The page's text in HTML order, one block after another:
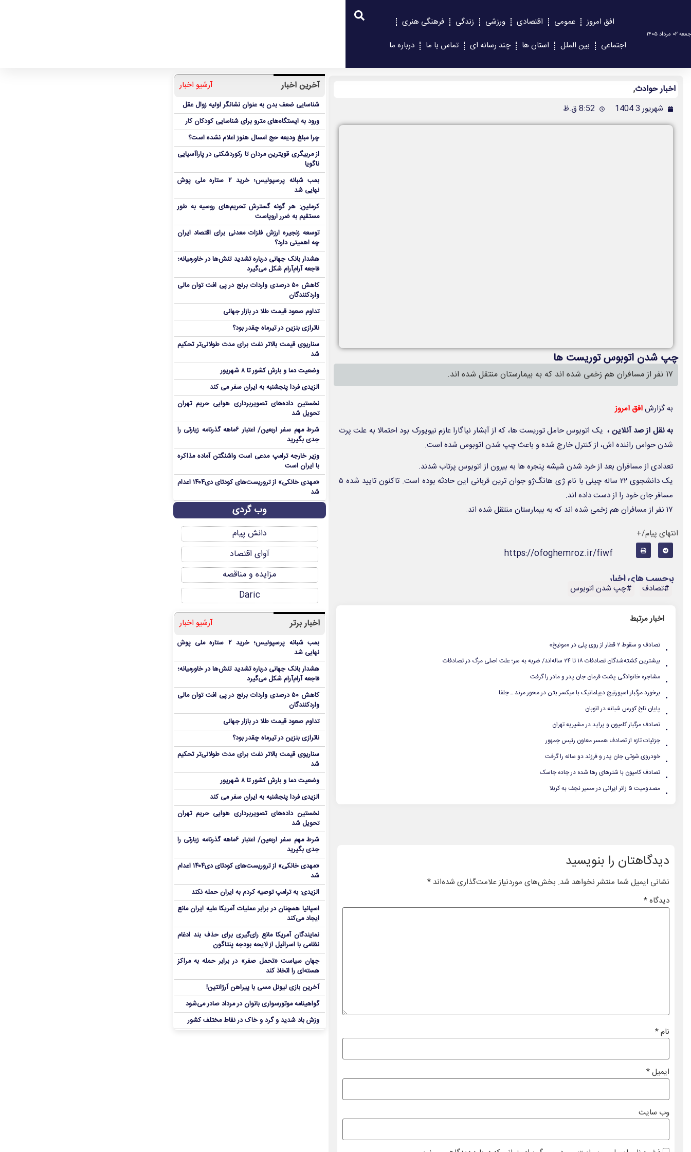
جمعه ۰۲ مرداد ۱۴۰۵
افق امروز عمومی اقتصادی ورزشی زندگی
فرهنگی هنری
اجتماعی
بین الملل استان ها چند رسانه ای تماس با ما درباره ما
اخبار حوادث,
شهریور 3 1404 8:52 ق.ظ
چپ شدن اتوبوس توریست ها
۱۷ نفر از مسافران هم زخمی شده اند که به بیمارستان منتقل شده اند.
به گزارش افق امروز
به نقل از صد آنلاین ، یک اتوبوس حامل توریست ها، که از آبشار نیاگارا عازم نیویورک بود احتمالا به علت پرت
شدن حواس راننده اش، از کنترل خارج شده و باعث چپ شدن اتوبوس شده است.
تعدادی از مسافران بعد از خرد شدن شیشه پنجره ها به بیرون از اتوبوس پرتاب شدند.
یک دانشجوی ۲۲ ساله چینی با نام ژی هانگ‌ژو جوان ترین قربانی این حادثه بوده است. تاکنون تایید شده ۵
مسافر جان خود را از دست داده اند.
۱۷ نفر از مسافران هم زخمی شده اند که به بیمارستان منتقل شده اند.
انتهای پیام/+
https://ofoghemroz.ir/fiwf
برچسب های اخبار
#تصادف #چپ شدن اتوبوس
اخبار مرتبط
. تصادف و سقوط ۲ قطار از روی پلی در «مونیخ»
. بیشترین کشته‌شدگان تصادفات ۱۸ تا ۲۴ ساله‌اند/ ضربه به سر؛ علت اصلی مرگ در تصادفات
. مشاجره خانوادگی پشت فرمان جان پدر و مادر را گرفت
. برخورد مرگبار اسپورتیج دیپلماتیک با میکسر بتن در محور مرند ـ جلفا
. پایان تلخ کورس شبانه در اتوبان
. تصادف مرگبار کامیون و پراید در مشیریه تهران
. جزئیات تازه از تصادف همسر معاون رئیس جمهور
. خودروی شوتی جان پدر و فرزند دو ساله را گرفت
. تصادف کامیون با شترهای رها شده در جاده جاسک
. مصدومیت ۵ زائر ایرانی در مسیر نجف به کربلا
دیدگاهتان را بنویسید
نشانی ایمیل شما منتشر نخواهد شد. بخش‌های موردنیاز علامت‌گذاری شده‌اند*
دیدگاه*
نام*
ایمیل*
وب‌ سایت
آخرین اخبار آرشیو اخبار
شناسایی ضعف بدن به عنوان نشانگر اولیه زوال عقل
ورود به ایستگاه‌های مترو برای شناسایی کودکان کار
چرا مبلغ ودیعه حج امسال هنوز اعلام نشده است؟
از مربیگری قویترین مردان تا رکوردشکنی در پاراآسیایی
ناگویا
بمب شبانه پرسپولیس؛ خرید ۲ ستاره ملی پوش
نهایی شد
کرملین: هر گونه گسترش تحریم‌های روسیه به طور
مستقیم به ضرر اروپاست
توسعه زنجیره ارزش فلزات معدنی برای اقتصاد ایران
چه اهمیتی دارد؟
هشدار بانک جهانی درباره تشدید تنش‌ها در خاورمیانه؛
فاجعه آرام‌آرام شکل می‌گیرد
کاهش ۵۰ درصدی واردات برنج در پی افت توان مالی
واردکنندگان
تداوم صعود قیمت طلا در بازار جهانی
ناترازی بنزین در تیرماه چقدر بود؟
سناریوی قیمت بالاتر نفت برای مدت طولانی‌تر تحکیم
شد
وضعیت دما و بارش کشور تا ۸ شهریور
الزیدی فردا پنجشنبه به ایران سفر می کند
نخستین داده‌های تصویربرداری هوایی حریم تهران
تحویل شد
شرط مهم سفر اربعین/ اعتبار ۶ماهه گذرنامه زیارتی را
جدی بگیرید
وزیر خارجه ترامپ مدعی است واشنگتن آماده مذاکره
با ایران است
«مهدی خانکی» از تروریست‌های کودتای دی۱۴۰۴ اعدام
شد
وب گردی
دانش پیام
آوای اقتصاد
مزایده و مناقصه
Daric
اخبار برتر آرشیو اخبار
بمب شبانه پرسپولیس؛ خرید ۲ ستاره ملی پوش
نهایی شد
هشدار بانک جهانی درباره تشدید تنش‌ها در خاورمیانه؛
فاجعه آرام‌آرام شکل می‌گیرد
کاهش ۵۰ درصدی واردات برنج در پی افت توان مالی
واردکنندگان
تداوم صعود قیمت طلا در بازار جهانی
ناترازی بنزین در تیرماه چقدر بود؟
سناریوی قیمت بالاتر نفت برای مدت طولانی‌تر تحکیم
شد
وضعیت دما و بارش کشور تا ۸ شهریور
الزیدی فردا پنجشنبه به ایران سفر می کند
نخستین داده‌های تصویربرداری هوایی حریم تهران
تحویل شد
شرط مهم سفر اربعین/ اعتبار ۶ماهه گذرنامه زیارتی را
جدی بگیرید
«مهدی خانکی» از تروریست‌های کودتای دی۱۴۰۴ اعدام
شد
الزیدی: به ترامپ توصیه کردم به ایران حمله نکند
اسپانیا همچنان در برابر عملیات آمریکا علیه ایران مانع
ایجاد می‌کند
نمایندگان آمریکا مانع رای‌گیری برای حذف بند ادغام
نظامی با اسرائیل از لایحه بودجه پنتاگون
جهان سیاست «تحمل صفر» در برابر حمله به مراکز
هسته‌ای را اتخاذ کند
آخرین بازی لیونل مسی با پیراهن آرژانتین!
گواهینامه موتورسواری بانوان در مرداد صادر می‌شود
وزش باد شدید و گرد و خاک در نقاط مختلف کشور